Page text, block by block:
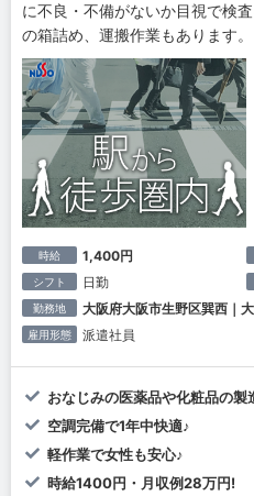
に不良・不備がないか目視で検
の箱詰め、運搬作業もあります。
時給 1,400円
シフト 日勤
勤務地 大阪府大阪市生野区巽西｜
雇用形態 派遣社員
おなじみの医薬品や化粧品の製
空調完備で1年中快適♪
軽作業で女性も安心♪
時給1400円・月収例28万円!